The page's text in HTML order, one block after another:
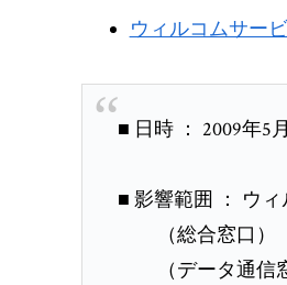
ウィルコムサー
■ 日時 ： 2009年5
■ 影響範囲 ： ウ
（総合窓口
（データ通信窓